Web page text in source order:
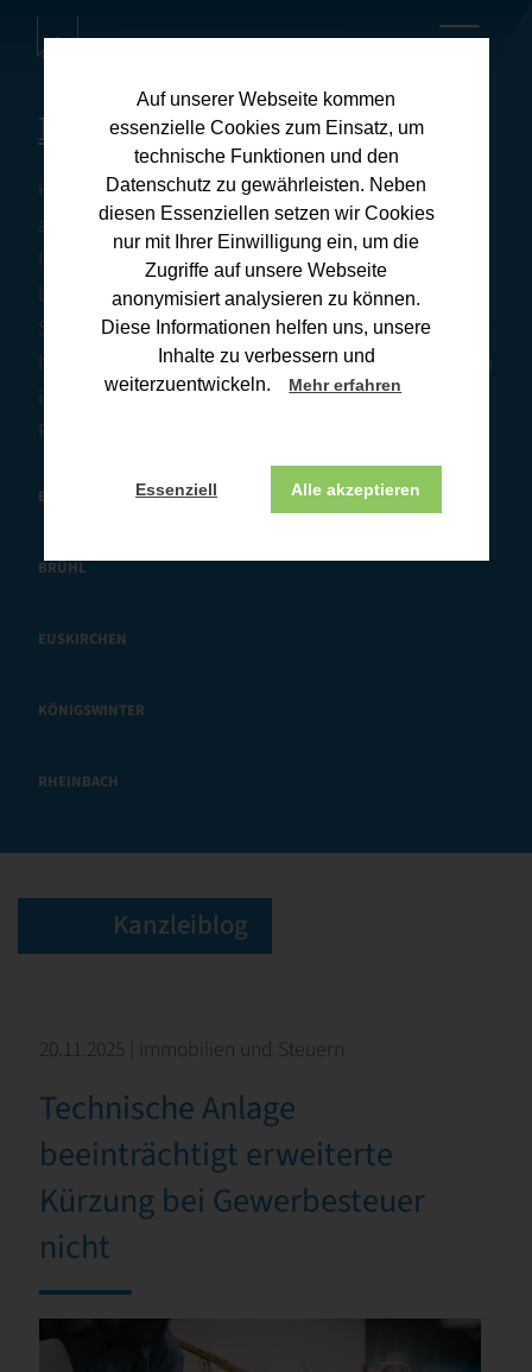
Auf unserer Webseite kommen
essenzielle Cookies zum Einsatz, um
technische Funktionen und den
Datenschutz zu gewährleisten. Neben
diesen Essenziellen setzen wir Cookies
nur mit Ihrer Einwilligung ein, um die
Zugriffe auf unsere Webseite
anonymisiert analysieren zu können.
Diese Informationen helfen uns, unsere
Inhalte zu verbessern und
weiterzuentwickeln.
Mehr erfahren
Essenziell Alle akzeptieren
Kanzleiblog
Hier finden Sie umfassende Informationen zu
aktuellen Steuerthemen und praxisnahen Tipps für
Ihre Steuerangelegenheiten. Unsere Downloads
bieten Ihnen wertvolle Ressourcen, um Ihre
Steuererklärung effizient und korrekt zu erstellen. Wir
halten Sie stets auf dem Laufenden über Änderungen
im Steuerrecht und deren Auswirkungen. Wenn Sie
Fragen haben, melden Sie sich gerne bei uns.
BONN
BRÜHL
EUSKIRCHEN
KÖNIGSWINTER
RHEINBACH
Kanzleiblog
20.11.2025 | Immobilien und Steuern
Technische Anlage
beeinträchtigt erweiterte
Kürzung bei Gewerbesteuer
nicht